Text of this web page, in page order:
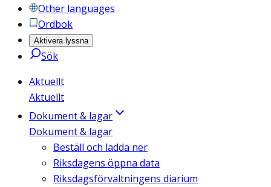
Other languages
Ordbok
Aktivera lyssna
Sök
Aktuellt
Aktuellt
Dokument & lagar
Dokument & lagar
Beställ och ladda ner
Riksdagens öppna data
Riksdagsförvaltningens diarium